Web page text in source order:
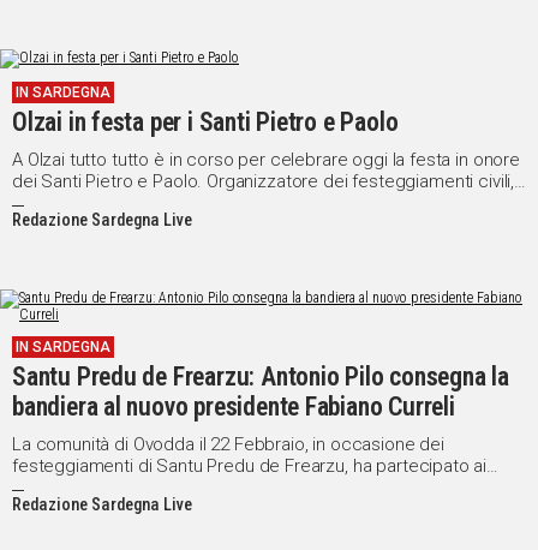
IN SARDEGNA
Olzai in festa per i Santi Pietro e Paolo
A Olzai tutto tutto è in corso per celebrare oggi la festa in onore
dei Santi Pietro e Paolo. Organizzatore dei festeggiamenti civili,
con il patrocinio del Comune, è un Comitato spontaneo di una
cinquantina di persone la cui particolarità è nel nome di coloro
Redazione Sardegna Live
IN SARDEGNA
Santu Predu de Frearzu: Antonio Pilo consegna la
bandiera al nuovo presidente Fabiano Curreli
La comunità di Ovodda il 22 Febbraio, in occasione dei
festeggiamenti di Santu Predu de Frearzu, ha partecipato ai
Vespri solenni e all'insediamento del nuovo presidente della
Festa di San Pietro.
Redazione Sardegna Live